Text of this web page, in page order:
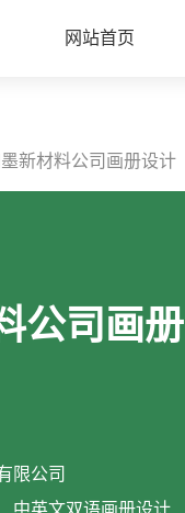
网站首页
新材料公司画册设计
公司画册
限公司